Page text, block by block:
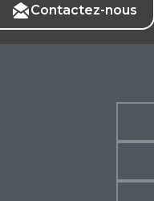
Contactez-nous